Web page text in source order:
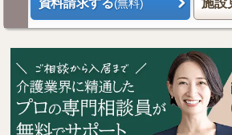
資料請求する(無料) 施設